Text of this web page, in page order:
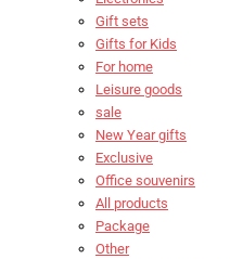
Gift sets
Gifts for Kids
For home
Leisure goods
sale
New Year gifts
Exclusive
Office souvenirs
All products
Package
Other